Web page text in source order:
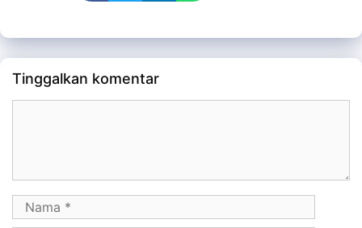
Tinggalkan komentar
Nama